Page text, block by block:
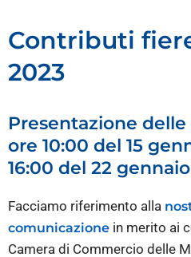
Contributi
2023
Presentazione
ore 10:00 del 15
16:00 del 22
Facciamo riferimento alla
comunicazione in merito ai
Camera di Commercio delle